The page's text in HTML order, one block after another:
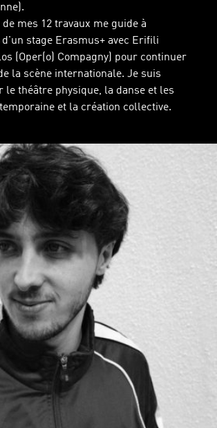
de mes 12 travaux me guide à
stage Erasmus+ avec Erifili
(Oper(o) Compagny) pour continuer
la scène internationale. Je suis
le théâtre physique, la danse et les
et la création collective.